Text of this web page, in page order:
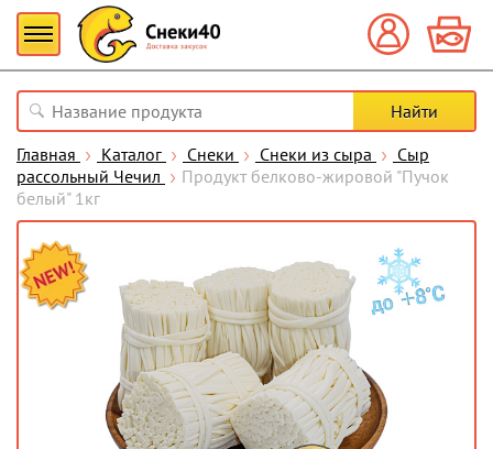
Главная Каталог Снеки Снеки из сыра
Сыр
рассольный Чечил
Продукт белково-жировой "Пучок
белый" 1кг